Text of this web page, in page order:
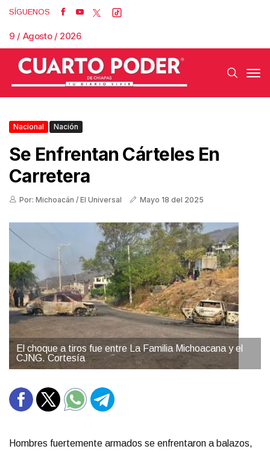
SÍGUENOS
9 / Agosto / 2026
Nacional Nación
Se Enfrentan Cárteles En
Carretera
Por: Michoacán / El Universal Mayo 18 del 2025
El choque a tiros fue entre La Familia Michoacana y el
CJNG. Cortesía
Hombres fuertemente armados se enfrentaron a balazos,